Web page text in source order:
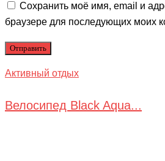
Сохранить моё имя, email и
браузере для последующих моих
Активный отдых
Велосипед Black Aqua...